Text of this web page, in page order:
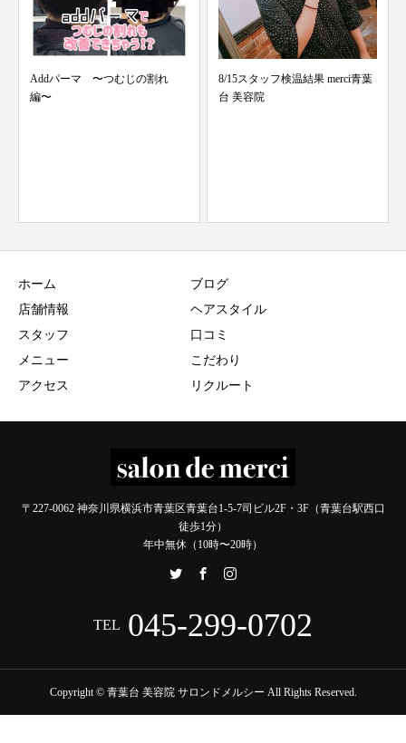
8/15スタッフ検温結果 merci青葉
台 美容院
先行販売中‼️
ホーム
店舗情報
スタッフ
メニュー
アクセス
ブログ
ヘアスタイル
口コミ
こだわり
リクルート
〒227-0062 神奈川県横浜市青葉区青葉台1-5-7司ビル2F・3F（青葉台駅西口
徒歩1分）
年中無休（10時〜20時）
TEL 045-299-0702
Copyright © 青葉台 美容院 サロンドメルシー All Rights Reserved.